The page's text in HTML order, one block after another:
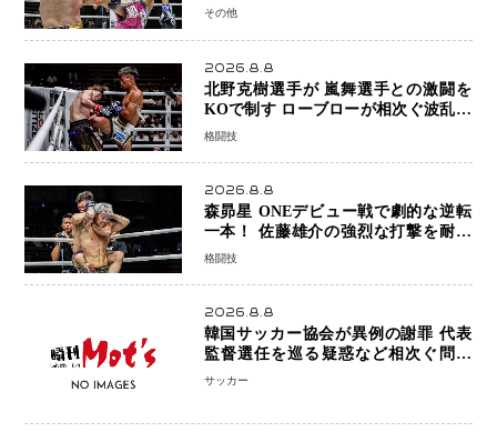
と正確な打撃で判定勝利
その他
2026.8.8
北野克樹選手が 嵐舞選手との激闘を
KOで制す ローブローが相次ぐ波乱の
展開…涙の勝利「生まれてくる娘のた
格闘技
2026.8.8
森昴星 ONEデビュー戦で劇的な逆転
一本！ 佐藤雄介の強烈な打撃を耐え
抜き、リアネイキッドチョークで勝利
格闘技
2026.8.8
韓国サッカー協会が異例の謝罪 代表
監督選任を巡る疑惑など相次ぐ問題
「組織の刷新」誓う
サッカー